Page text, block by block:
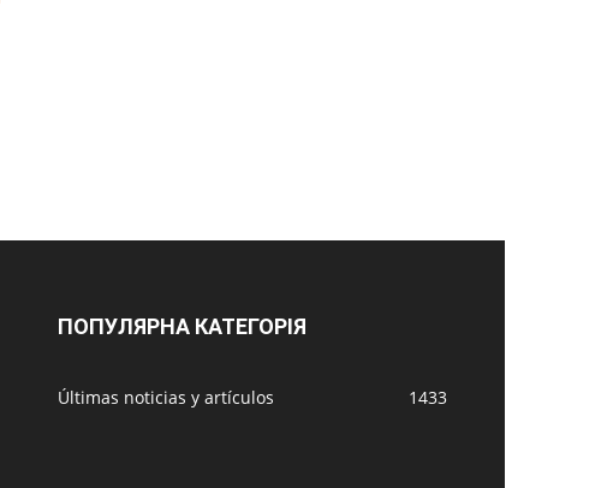
ПОПУЛЯРНА КАТЕГОРІЯ
Últimas noticias y artículos 1433